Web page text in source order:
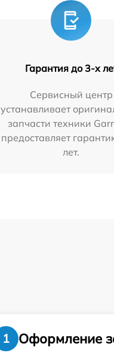
Гарантия до 3-х
Сервисный центр
устанавливает
запчасти техники
предоставляет
лет.
1
Оформление